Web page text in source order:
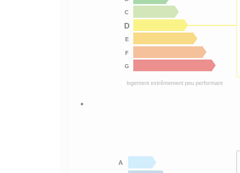
C
D
E
F
G
logement extrêmement peu performant
A